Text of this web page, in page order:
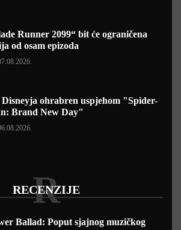
Runner 2099“ bit će ograničena
od osam epizoda
Disneyja ohrabren uspjehom "Spider-
Brand New Day"
RECENZIJE
R
Ballad: Poput sjajnog muzičkog